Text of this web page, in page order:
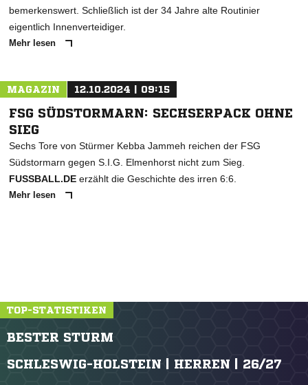
bemerkenswert. Schließlich ist der 34 Jahre alte Routinier
eigentlich Innenverteidiger.
Mehr lesen
MAGAZIN 12.10.2024 | 09:15
FSG SÜDSTORMARN: SECHSERPACK OHNE
SIEG
Sechs Tore von Stürmer Kebba Jammeh reichen der FSG
Südstormarn gegen S.I.G. Elmenhorst nicht zum Sieg.
FUSSBALL.DE erzählt die Geschichte des irren 6:6.
Mehr lesen
TOP-STATISTIKEN
BESTER STURM
SCHLESWIG-HOLSTEIN | HERREN | 26/27